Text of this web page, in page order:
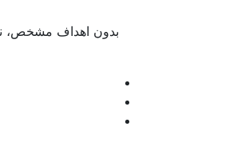
بدون اهداف مشخص،